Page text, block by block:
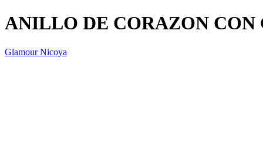
ANILLO DE CORAZON CON
Glamour Nicoya